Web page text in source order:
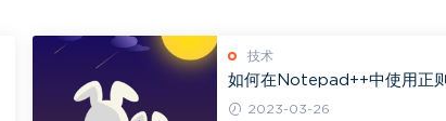
技术
如何在Notepad++中使用正
表达式$符号进行搜索和替换？
2023-03-26